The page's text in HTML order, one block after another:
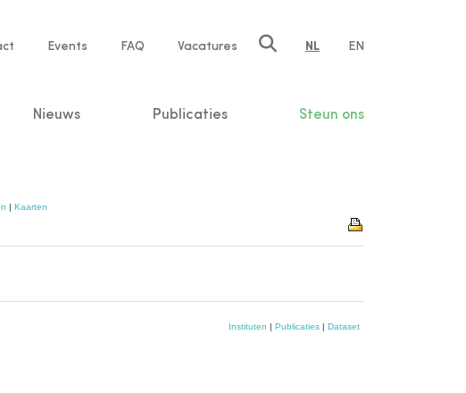
Events FAQ Vacatures NL EN
Nieuws Publicaties Steun ons
| Kaarten
Instituten | Publicaties | Dataset